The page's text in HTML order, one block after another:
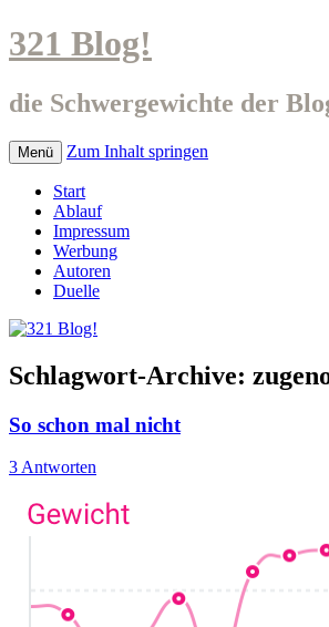
321 Blog!
die Schwergewichte der
Menü Zum Inhalt springen
Start
Ablauf
Impressum
Werbung
Autoren
Duelle
Schlagwort-Archive:
So schon mal nicht
3 Antworten